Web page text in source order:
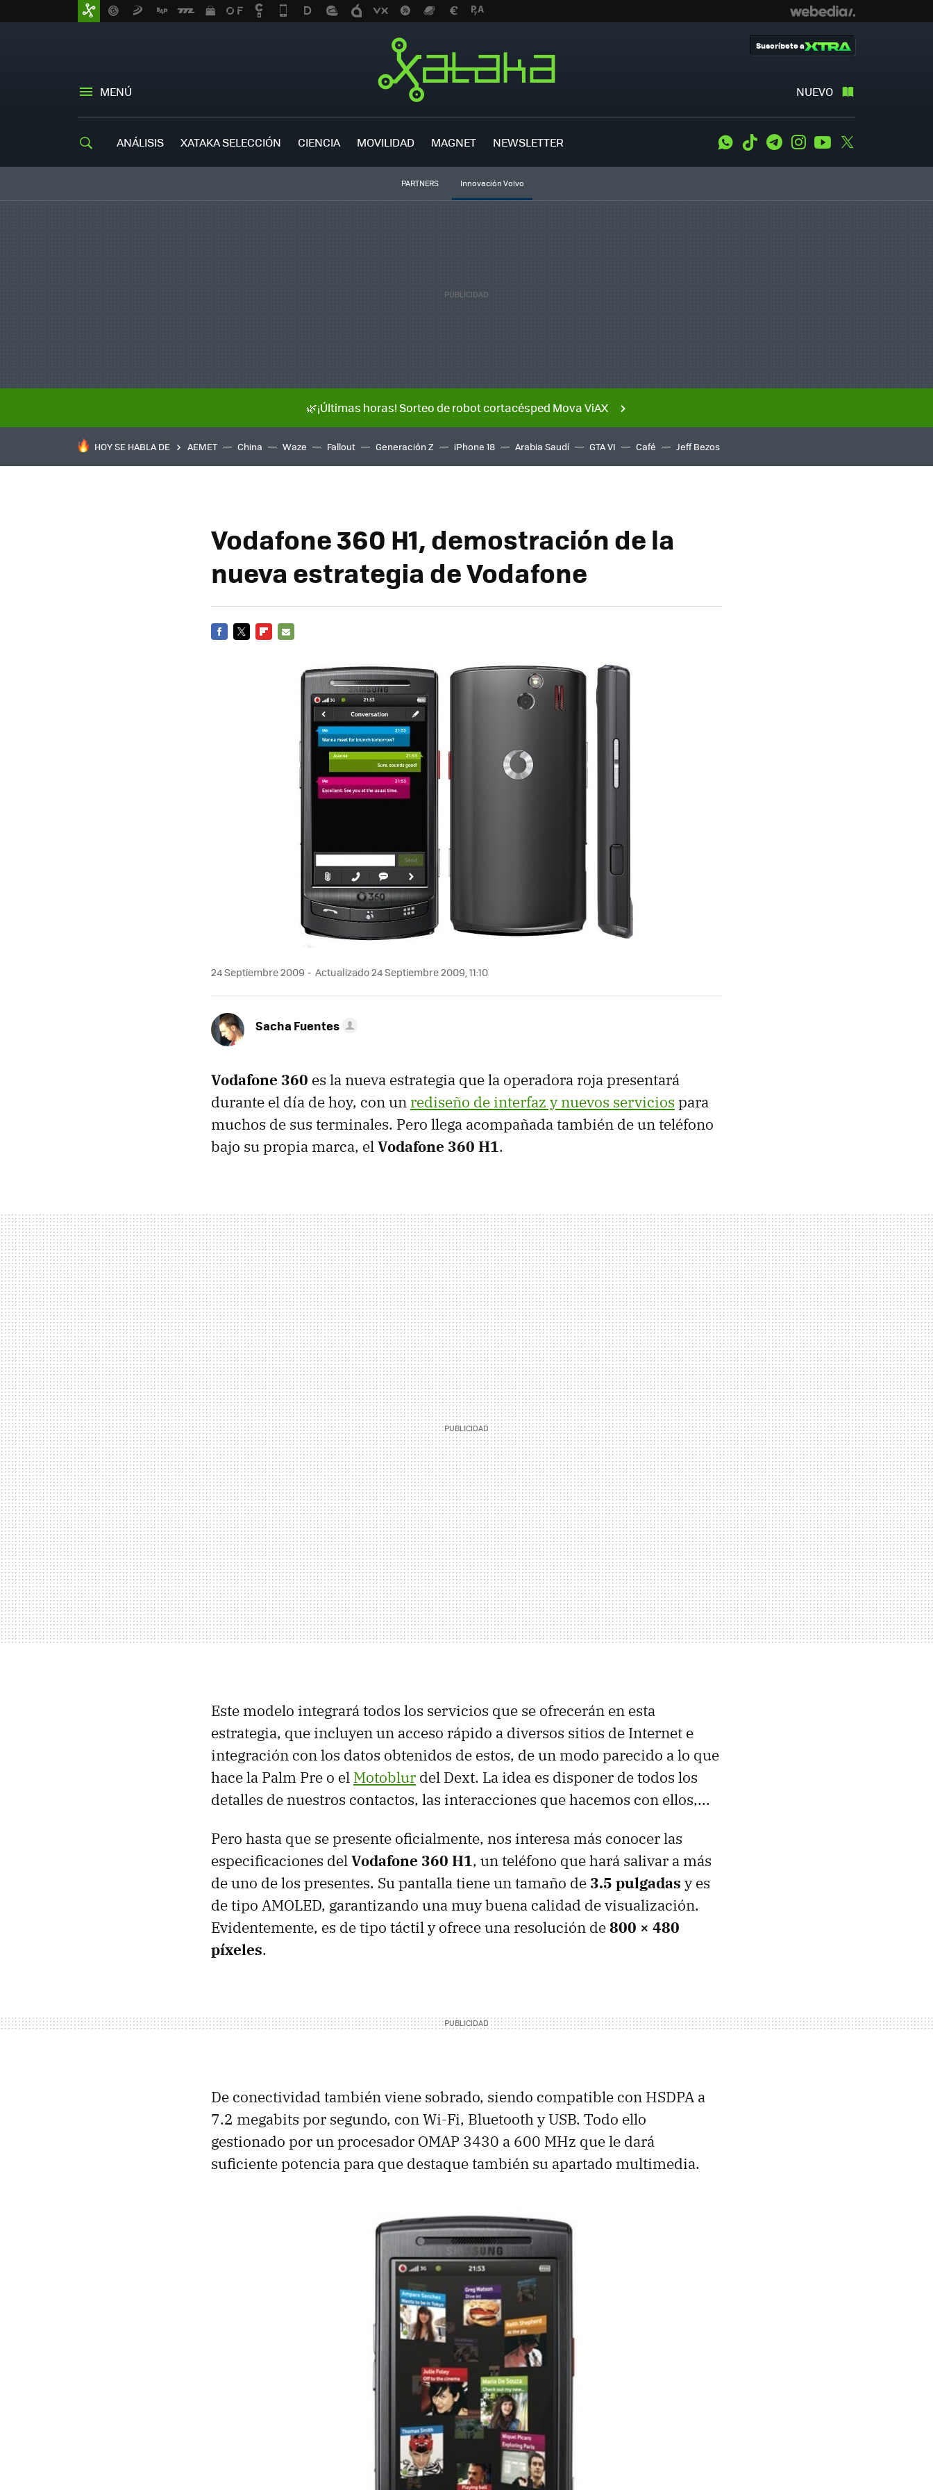
MENÚ NUEVO
Suscríbete a
ANÁLISIS XATAKA SELECCIÓN CIENCIA MOVILIDAD MAGNET NEWSLETTER WhatsApp
Tiktok TelegramInstagramYoutube
PARTNERS Innovación Volvo
🌿¡Últimas horas! Sorteo de robot cortacésped Mova ViAX
HOY SE HABLA DE AEMET China Waze Fallout Generación Z iPhone 18 Arabia Saudí GTA VI Café Jeff Bezos
Vodafone 360 H1, demostración de la
nueva estrategia de Vodafone
24 Septiembre 2009 Actualizado 24 Septiembre 2009, 11:10
Sacha Fuentes
Vodafone 360 es la nueva estrategia que la operadora roja presentará
durante el día de hoy, con un rediseño de interfaz y nuevos servicios para
muchos de sus terminales. Pero llega acompañada también de un teléfono
bajo su propia marca, elVodafone 360 H1.
Este modelo integrará todos los servicios que se ofrecerán en esta
estrategia, que incluyen un acceso rápido a diversos sitios de Internet e
integración con los datos obtenidos de estos, de un modo parecido a lo que
hace la Palm Pre o el Motoblur del Dext. La idea es disponer de todos los
detalles de nuestros contactos, las interacciones que hacemos con ellos,...
Pero hasta que se presente oficialmente, nos interesa más conocer las
especificaciones delVodafone 360 H1, un teléfono que hará salivar a más
de uno de los presentes. Su pantalla tiene un tamaño de 3.5 pulgadas y es
de tipo AMOLED, garantizando una muy buena calidad de visualización.
Evidentemente, es de tipo táctil y ofrece una resolución de800 × 480
píxeles.
De conectividad también viene sobrado, siendo compatible con HSDPA a
7.2 megabits por segundo, con Wi-Fi, Bluetooth yUSB. Todo ello
gestionado por un procesador OMAP 3430 a 600 MHz que le dará
suficiente potencia para que destaque también su apartado multimedia.